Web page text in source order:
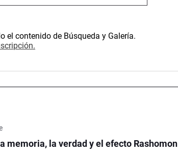
el contenido de Búsqueda y Galería.
memoria, la verdad y el efecto Rashomon